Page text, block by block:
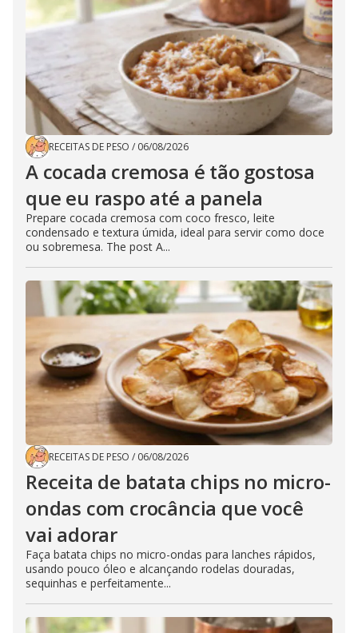
RECEITAS DE PESO / 06/08/2026
A cocada cremosa é tão gostosa
que eu raspo até a panela
Prepare cocada cremosa com coco fresco, leite
condensado e textura úmida, ideal para servir como doce
ou sobremesa. The post A...
RECEITAS DE PESO / 06/08/2026
Receita de batata chips no micro-
ondas com crocância que você
vai adorar
Faça batata chips no micro-ondas para lanches rápidos,
usando pouco óleo e alcançando rodelas douradas,
sequinhas e perfeitamente...